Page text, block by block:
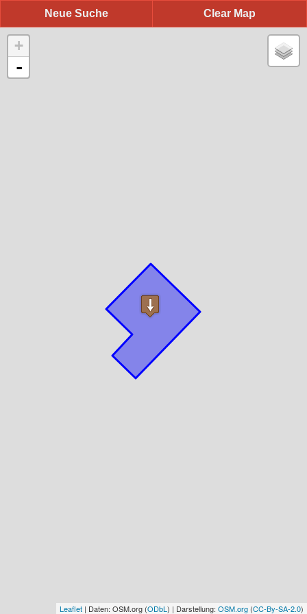
Clear Map
Neue Suche
+
-
Leaflet | Daten: OSM.org (ODbL ) | Darstellung: OSM.org (CC-By-SA-2.0)